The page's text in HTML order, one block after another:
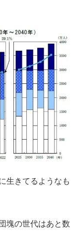
生きてるようなも
塊の世代はあと数